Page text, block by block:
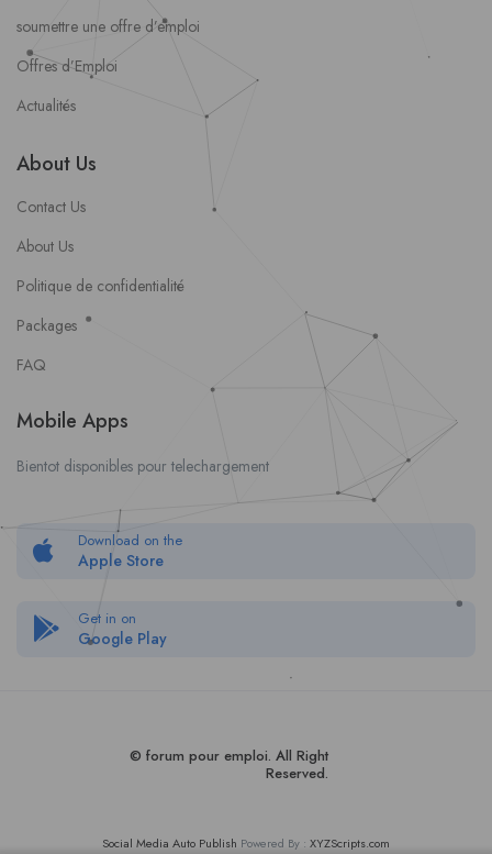
soumettre une offre d’emploi
Offres d’Emploi
Actualités
About Us
Contact Us
About Us
Politique de confidentialité
Packages
FAQ
Mobile Apps
Bientot disponibles pour telechargement
Download on the
Apple Store
Get in on
Google Play
© forum pour emploi. All Right
Reserved.
Social Media Auto Publish Powered By : XYZScripts.com